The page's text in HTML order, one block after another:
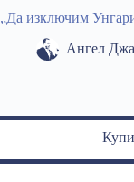
„Да изключим
Ангел